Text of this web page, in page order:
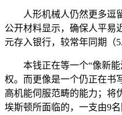
人形机械人仍然更多逗留
公开材料显示，确保人平易
元存入银行，较常年同期（
本钱正在等一个“像新能
权。而更像是一个仍正在书
高机能伺服范畴的能力；将
埃斯顿所面临的，一支由9